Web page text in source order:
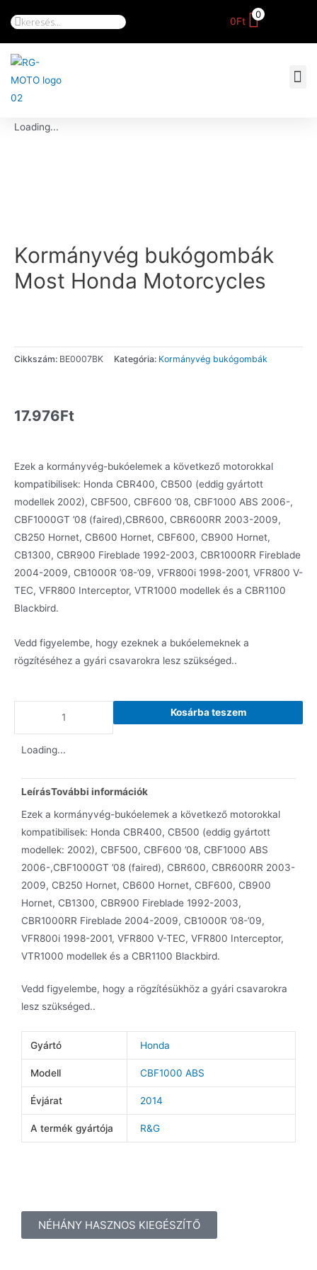
0Ft
0
Loading...
Kormányvég bukógombák
Most Honda Motorcycles
Cikkszám: BE0007BK Kategória: Kormányvég bukógombák
17.976Ft
Ezek a kormányvég-bukóelemek a következő motorokkal
kompatibilisek: Honda CBR400, CB500 (eddig gyártott
modellek 2002), CBF500, CBF600 ’08, CBF1000 ABS 2006-,
CBF1000GT ’08 (faired),CBR600, CBR600RR 2003-2009,
CB250 Hornet, CB600 Hornet, CBF600, CB900 Hornet,
CB1300, CBR900 Fireblade 1992-2003, CBR1000RR Fireblade
2004-2009, CB1000R ’08-’09, VFR800i 1998-2001, VFR800 V-
TEC, VFR800 Interceptor, VTR1000 modellek és a CBR1100
Blackbird.
Vedd figyelembe, hogy ezeknek a bukóelemeknek a
rögzítéséhez a gyári csavarokra lesz szükséged..
Kosárba teszem
Loading...
LeírásTovábbi információk
Ezek a kormányvég-bukóelemek a következő motorokkal
kompatibilisek: Honda CBR400, CB500 (eddig gyártott
modellek: 2002), CBF500, CBF600 ’08, CBF1000 ABS
2006-,CBF1000GT ’08 (faired), CBR600, CBR600RR 2003-
2009, CB250 Hornet, CB600 Hornet, CBF600, CB900
Hornet, CB1300, CBR900 Fireblade 1992-2003,
CBR1000RR Fireblade 2004-2009, CB1000R ’08-’09,
VFR800i 1998-2001, VFR800 V-TEC, VFR800 Interceptor,
VTR1000 modellek és a CBR1100 Blackbird.
Vedd figyelembe, hogy a rögzítésükhöz a gyári csavarokra
lesz szükséged..
Gyártó Honda
Modell CBF1000 ABS
Évjárat 2014
A termék gyártója R&G
NÉHÁNY HASZNOS KIEGÉSZÍTŐ